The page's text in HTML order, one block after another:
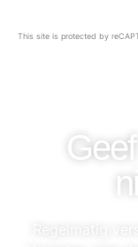
This site is protected by